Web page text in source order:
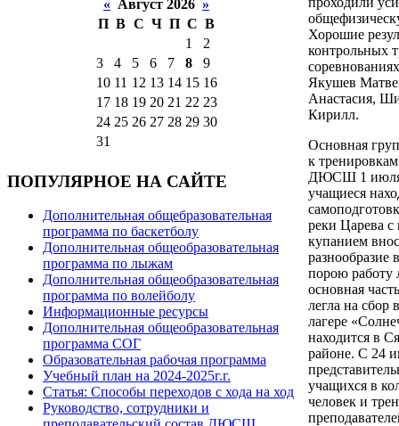
« Август 2026 »
П В С Ч П С В
1
2
3
4 5 6 7 8
9
10 11 12 13 14 15 16
17 18 19 20 21 22 23
24 25 26 27 28 29 30
31
ПОПУЛЯРНОЕ НА САЙТЕ
Дополнительная общебразовательная
программа по баскетболу
Дополнительная общеобразовательная
программа по лыжам
Дополнительная общеобразовательная
программа по волейболу
Информационные ресурсы
Дополнительная общеобразовательная
программа СОГ
Образовательная рабочая программа
Учебный план на 2024-2025г.г.
Статья: Способы переходов с хода на ход
Руководство, сотрудники и
Хорошие
контрольных
Якушев
Анастасия,
Кирилл.
Основная
к
ДЮСШ 1
учащиеся
реки Царева
купанием
разнообразие
порою
основная
легла на сбор
лагере
находится в
районе. С 24
учащихся в
человек и